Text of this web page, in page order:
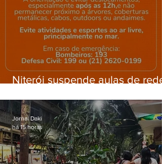
Niterói suspende aulas de rede
ventos fortes nesta sexta (7)
Jornal Daki
há 15 horas